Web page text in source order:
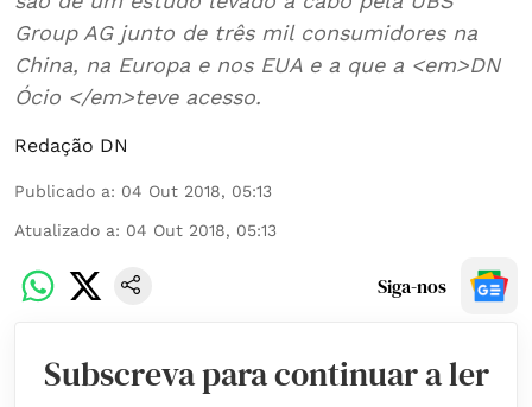
Group AG junto de três mil consumidores na
China, na Europa e nos EUA e a que a <em>DN
Ócio </em>teve acesso.
Redação DN
Publicado a: 04 Out 2018, 05:13
Atualizado a: 04 Out 2018, 05:13
Siga-nos
Subscreva para continuar a ler